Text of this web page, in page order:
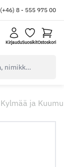
(+46) 8 - 555 975 00
KirjauduSuosikitOstoskori
Kylmää ja